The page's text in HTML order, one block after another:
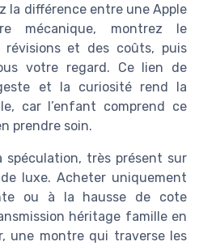
la différence entre une Apple
mécanique, montrez le
révisions et des coûts, puis
votre regard. Ce lien de
et la curiosité rend la
car l’enfant comprend ce
prendre soin.
très présent sur
luxe. Acheter uniquement
ou à la hausse de cote
héritage famille en
une montre qui traverse les